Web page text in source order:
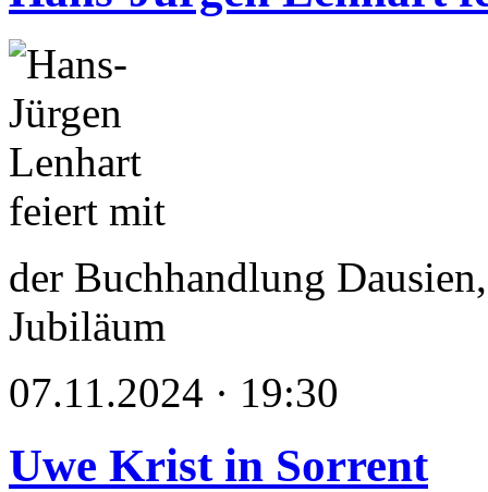
der Buchhandlung
Jubiläum
07.11.2024 · 19:30
Uwe Krist in Sorrent